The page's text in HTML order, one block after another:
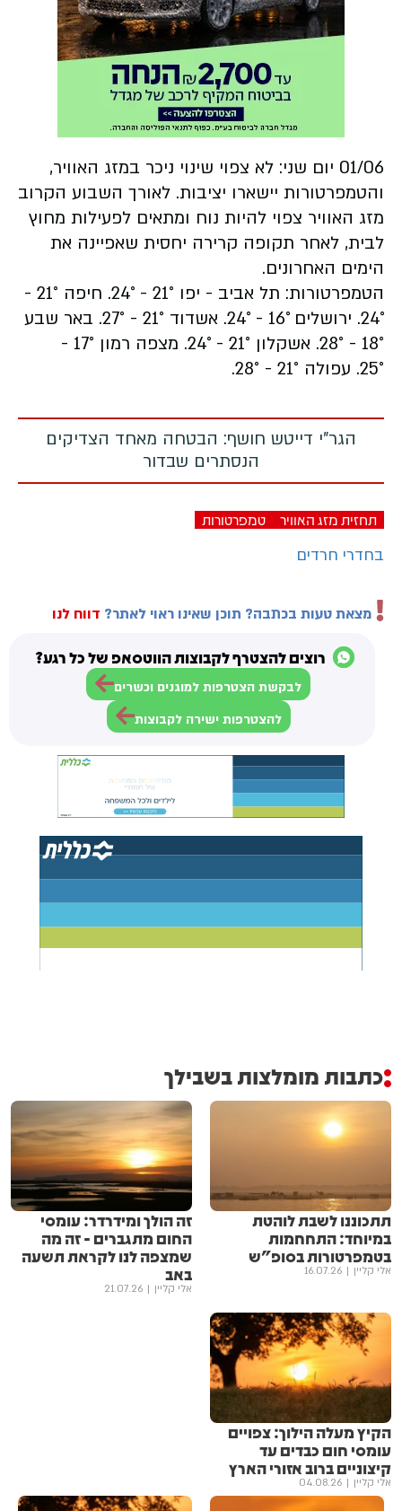
01/06 יום שני: לא צפוי שינוי ניכר במזג האוויר,
והטמפרטורות יישארו יציבות. לאורך השבוע הקרוב
מזג האוויר צפוי להיות נוח ומתאים לפעילות מחוץ
לבית, לאחר תקופה קרירה יחסית שאפיינה את
הימים האחרונים.
הטמפרטורות: תל אביב - יפו 21° - 24°.
חיפה
21° -
24°. ירושלים 16° - 24°. אשדוד 21° - 27°.
באר שבע
18° - 28°.
אשקלון 21° - 24°. מצפה רמון
17° -
25°. עפולה 21° - 28°.
הגר"י דייטש חושף: הבטחה מאחד הצדיקים
הנסתרים שבדור
תחזית מזג האוויר טמפרטורות
בחדרי חרדים
מצאת טעות בכתבה? תוכן שאינו ראוי לאתר? דווח לנו
רוצים להצטרף לקבוצות הווטסאפ של כל רגע?
לבקשת הצטרפות למוגנים וכשרים
להצטרפות ישירה לקבוצות
כתבות מומלצות בשבילך
תתכוננו לשבת לוהטת
במיוחד: התחחמות
בטמפרטורות בסופ"ש
אלי קליין 16.07.26
זה הולך ומידרדר: עומסי
החום מתגברים - זה מה
שמצפה לנו לקראת תשעה
באב
אלי קליין 21.07.26
הקיץ מעלה הילוך: צפויים
עומסי חום כבדים עד
קיצוניים ברוב אזורי הארץ
אלי קליין 04.08.26